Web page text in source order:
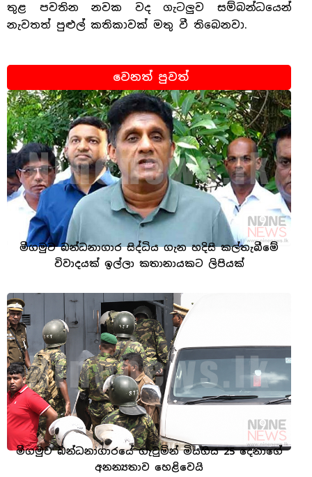
තුළ පවතින නවක වද ගැටලුව සම්බන්ධයෙන්
නැවතත් පුළුල් කතිකාවක් මතු වී තිබෙනවා.
වෙනත් පුවත්
මීගමුව බන්ධනාගාර සිද්ධිය ගැන හදිසි කල්තැබීමේ
විවාදයක් ඉල්ලා කතානායකට ලිපියක්
මීගමුව බන්ධනාගාරයේ ගැටුමින් මියගිය 25 දෙනාගේ
අනන්‍යතාව හෙළිවෙයි